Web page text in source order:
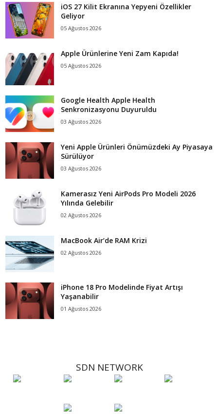
iOS 27 Kilit Ekranına Yepyeni Özellikler
Geliyor
05 Ağustos 2026
Apple Ürünlerine Yeni Zam Kapıda!
05 Ağustos 2026
Google Health Apple Health
Senkronizasyonu Duyuruldu
03 Ağustos 2026
Yeni Apple Ürünleri Önümüzdeki Ay Piyasaya
Sürülüyor
03 Ağustos 2026
Kamerasız Yeni AirPods Pro Modeli 2026
Yılında Gelebilir
02 Ağustos 2026
MacBook Air’de RAM Krizi
02 Ağustos 2026
iPhone 18 Pro Modelinde Fiyat Artışı
Yaşanabilir
01 Ağustos 2026
SDN NETWORK